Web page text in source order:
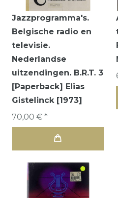
Jazzprogramma's.
Belgische radio en
televisie.
Nederlandse
uitzendingen. B.R.T. 3
[Paperback] Elias
Gistelinck [1973]
70,00 € *